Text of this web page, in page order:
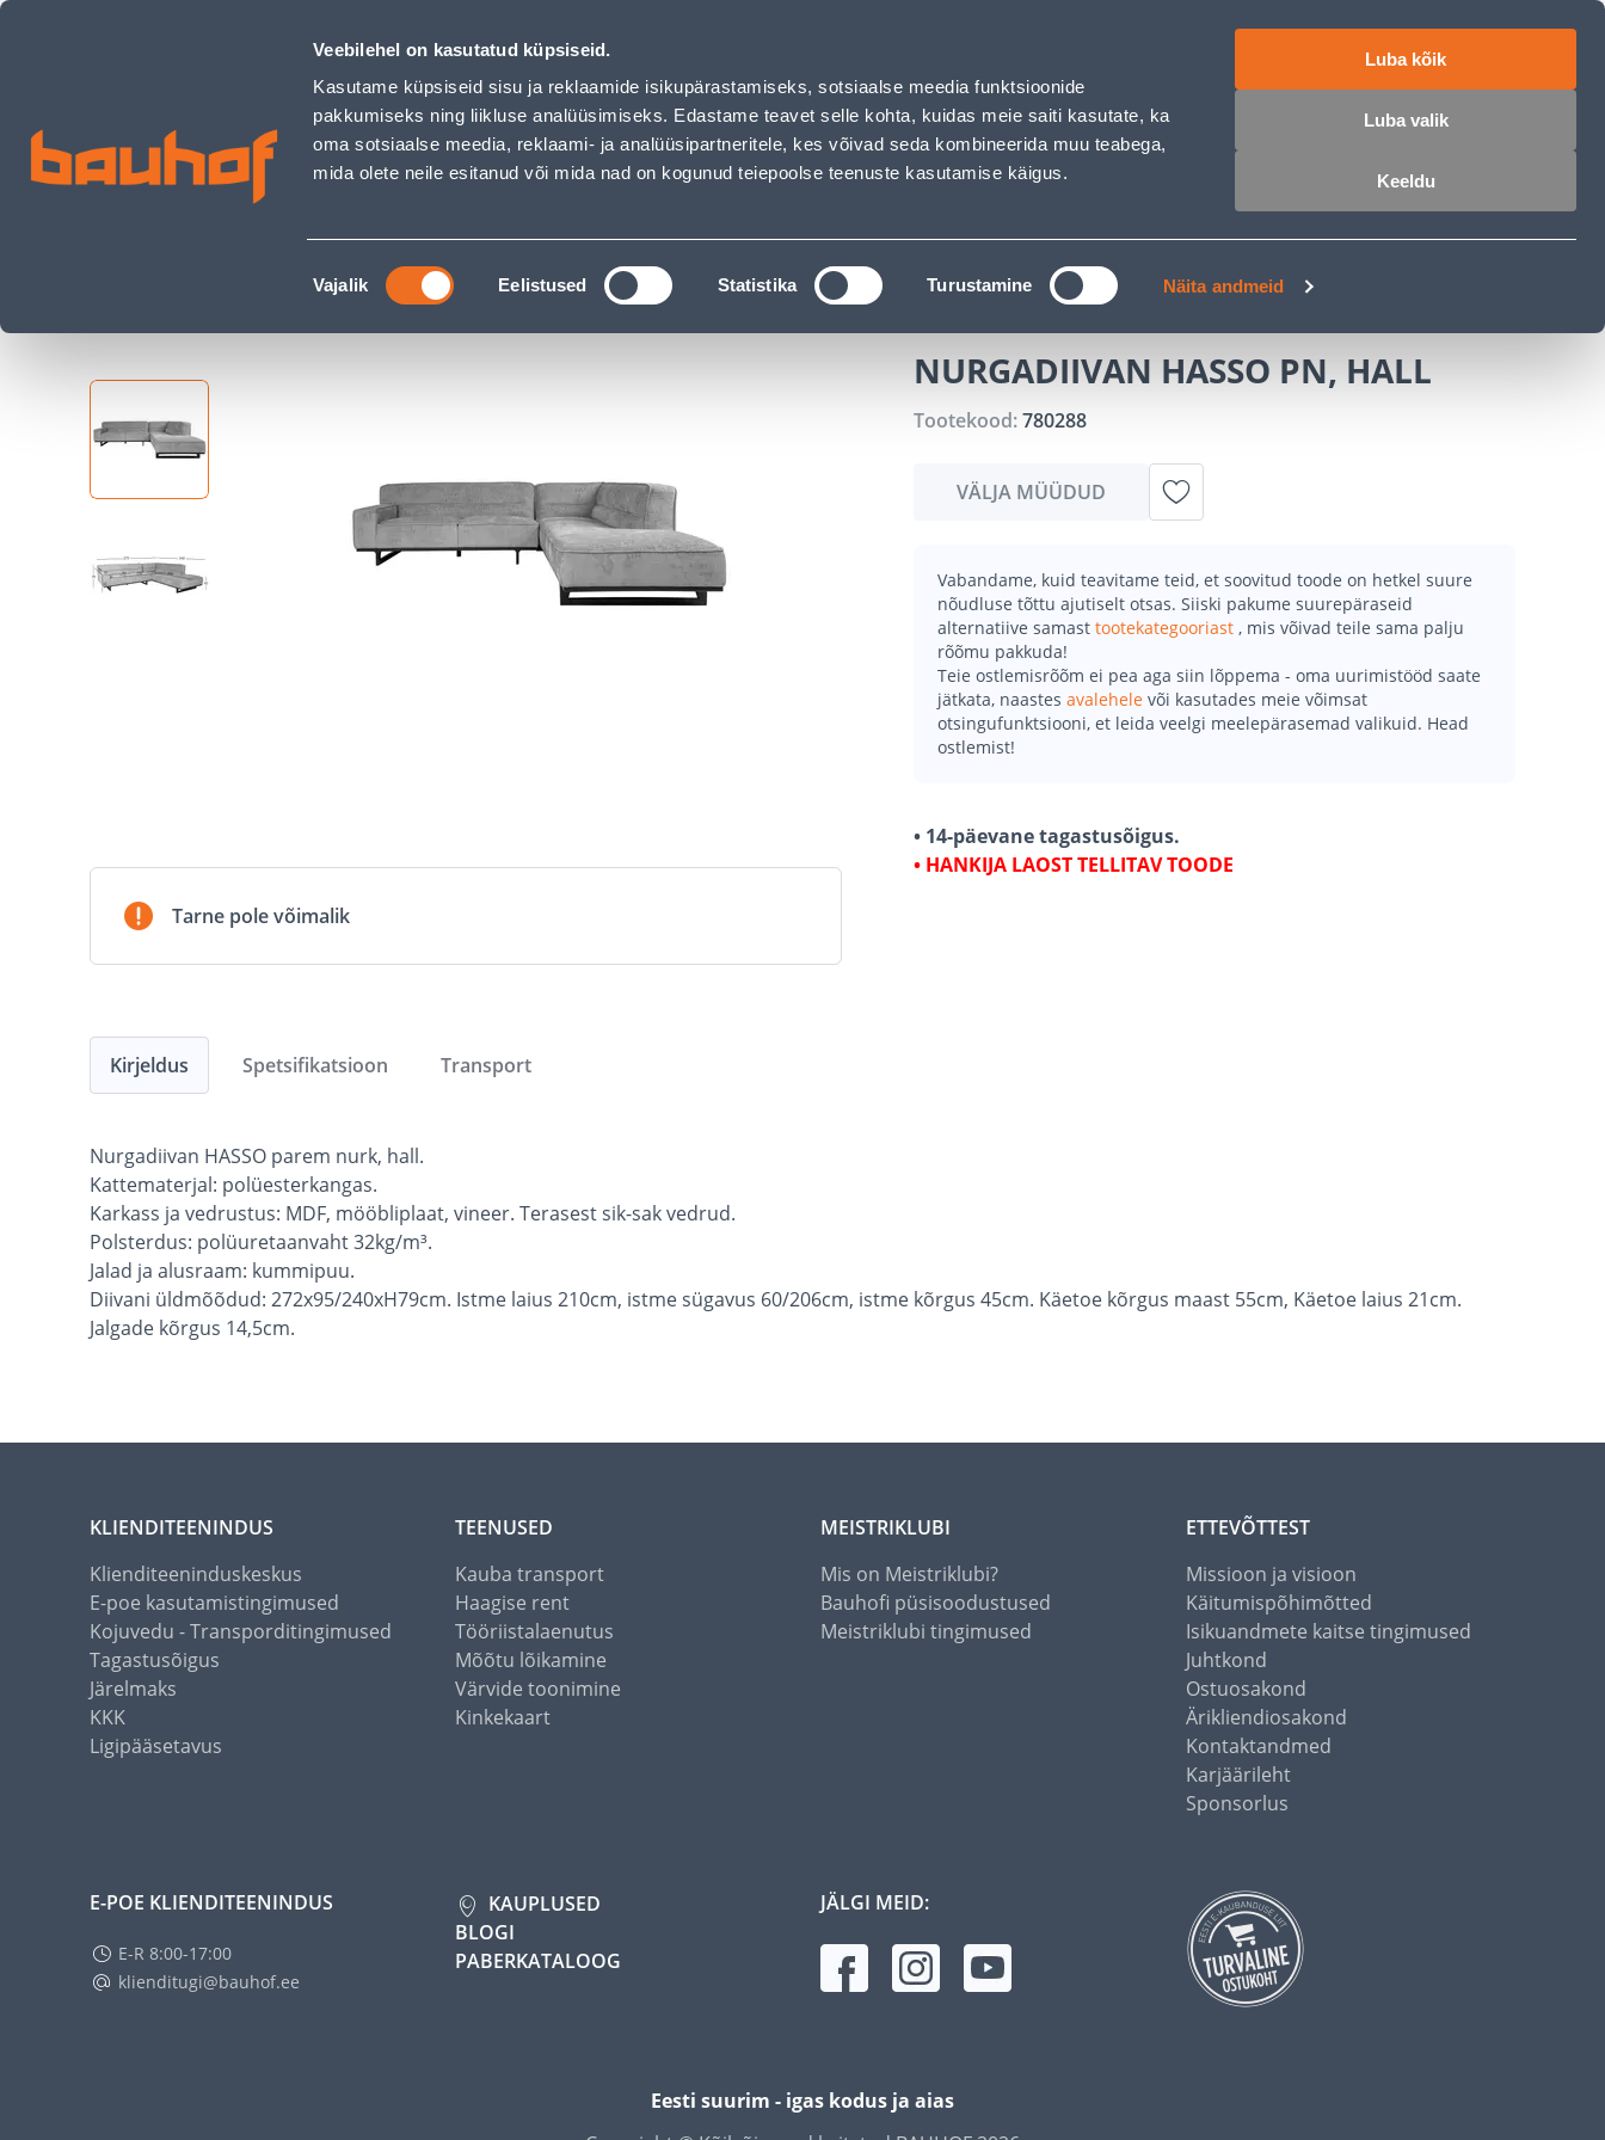
Veebilehel on kasutatud küpsiseid.
Kasutame küpsiseid sisu ja reklaamide isikupärastamiseks, sotsiaalse meedia funktsioonide
pakkumiseks ning liikluse analüüsimiseks. Edastame teavet selle kohta, kuidas meie saiti kasutate, ka
oma sotsiaalse meedia, reklaami- ja analüüsipartneritele, kes võivad seda kombineerida muu teabega,
mida olete neile esitanud või mida nad on kogunud teiepoolse teenuste kasutamise käigus.
Nõusoleku
valik
Vajalik Eelistused Statistika Turustamine Näita andmeid
Luba kõik
Luba valik
Keeldu
NURGADIIVAN HASSO PN, HALL - Bauhof has loaded ETRUEN
OTSI Logi sisse Ostukorv
TOOTED MEISTRIKLUBI BLOGI
Kodu ja sisustus Mööbel Pehme mööbel NURGADIIVAN HASSO PN, HALL
Tarne pole võimalik
NURGADIIVAN HASSO PN, HALL
Tootekood:780288
VÄLJA MÜÜDUD
Vabandame, kuid teavitame teid, et soovitud toode on hetkel suure
nõudluse tõttu ajutiselt otsas. Siiski pakume suurepäraseid
alternatiive samast tootekategooriast , mis võivad teile sama palju
rõõmu pakkuda!
Teie ostlemisrõõm ei pea aga siin lõppema - oma uurimistööd saate
jätkata, naastes avalehele või kasutades meie võimsat
otsingufunktsiooni, et leida veelgi meelepärasemad valikuid. Head
ostlemist!
• 14-päevane tagastusõigus.
• HANKIJA LAOST TELLITAV TOODE
Kirjeldus
Nurgadiivan HASSO parem nurk, hall.
Kattematerjal: polüesterkangas.
Karkass ja vedrustus: MDF, mööbliplaat, vineer. Terasest sik-sak vedrud.
Polsterdus: polüuretaanvaht 32kg/m³.
Jalad ja alusraam: kummipuu.
Diivani üldmõõdud: 272x95/240xH79cm. Istme laius 210cm, istme sügavus 60/206cm, istme kõrgus 45cm. Käetoe kõrgus maast 55cm, Käetoe laius 21cm.
Jalgade kõrgus 14,5cm.
Spetsifikatsioon Transport
KLIENDITEENINDUS
Klienditeeninduskeskus
E-poe kasutamistingimused
Kojuvedu - Transporditingimused
Tagastusõigus
Järelmaks
KKK
Ligipääsetavus
TEENUSED
Kauba transport
Haagise rent
Tööriistalaenutus
Mõõtu lõikamine
Värvide toonimine
Kinkekaart
MEISTRIKLUBI
Mis on Meistriklubi?
Bauhofi püsisoodustused
Meistriklubi tingimused
ETTEVÕTTEST
Missioon ja visioon
Käitumispõhimõtted
Isikuandmete kaitse tingimused
Juhtkond
Ostuosakond
Ärikliendiosakond
Kontaktandmed
Karjäärileht
Sponsorlus
E-POE KLIENDITEENINDUS
E-R 8:00-17:00
klienditugi@bauhof.ee
KAUPLUSED
BLOGI
PABERKATALOOG
JÄLGI MEID:
Eesti suurim - igas kodus ja aias